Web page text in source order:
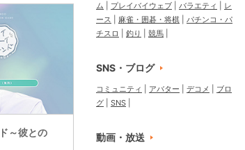
～彼との
ム
プレイバイウェブ バラエティ
レ
ース
麻雀・囲碁・将棋
パチンコ・パ
チスロ
釣り 競馬
SNS・ブログ
コミュニティ アバター デコメ
ブロ
グ
SNS
動画・放送